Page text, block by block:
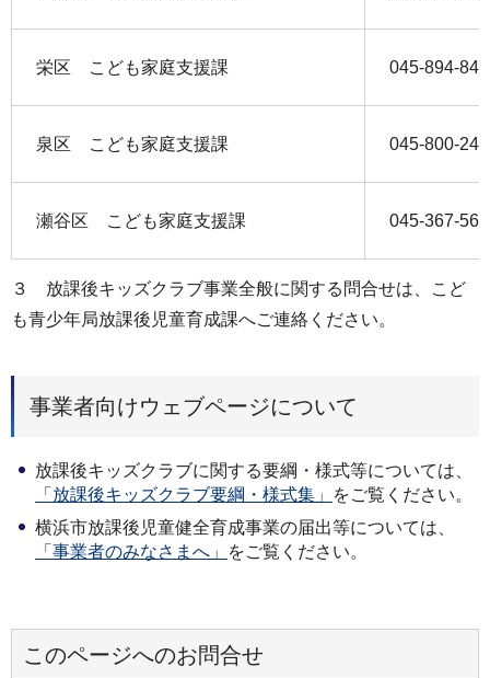
栄区 こども家庭支援課 045-894-
泉区 こども家庭支援課 045-800-
瀬谷区 こども家庭支援課 045-367-
３ 放課後キッズクラブ事業全般に関する問合せは、こど
も青少年局放課後児童育成課へご連絡ください。
事業者向けウェブページについて
放課後キッズクラブに関する要綱・様式等については、
「放課後キッズクラブ要綱・様式集」
をご覧ください。
横浜市放課後児童健全育成事業の届出等については、
「事業者のみなさまへ」
をご覧ください。
このページへのお問合せ